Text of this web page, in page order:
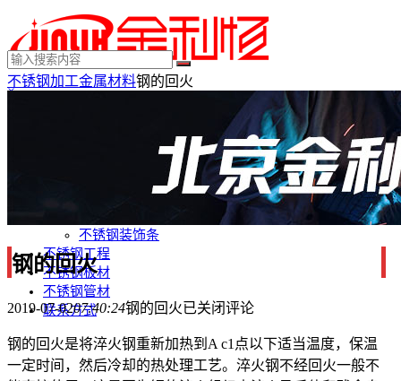
×
不锈钢装饰条
不锈钢工程
不锈钢板材
不锈钢管材
联系方式
不锈钢加工金属材料钢的回火
钢的回火
2019-07-0207:40:24钢的回火已关闭评论
钢的回火是将淬火钢重新加热到A c1 点以下适当温度，保温
一定时间，然后冷却的热处理工艺。淬火钢不经回火一般不